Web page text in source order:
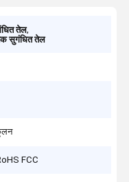
तेल,
सुगंधित तेल
FCC